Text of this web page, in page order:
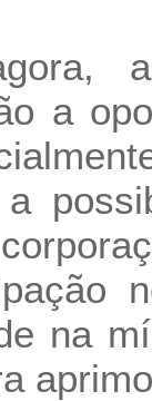
a
na